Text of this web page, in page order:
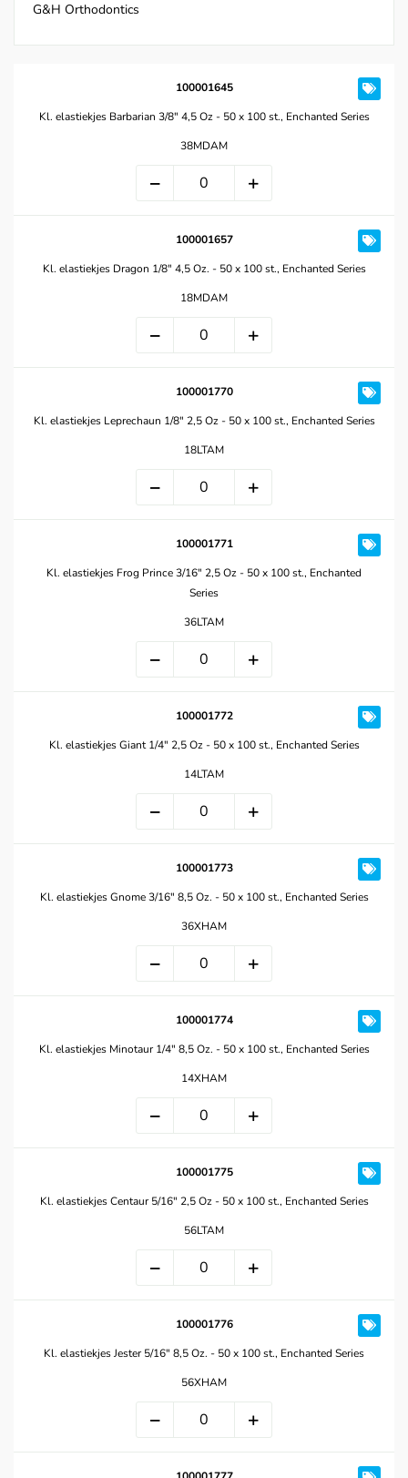
G&H Orthodontics
100001645
Kl. elastiekjes Barbarian 3/8" 4,5 Oz - 50 x 100 st., Enchanted Series
38MDAM
100001657
Kl. elastiekjes Dragon 1/8" 4,5 Oz. - 50 x 100 st., Enchanted Series
18MDAM
100001770
Kl. elastiekjes Leprechaun 1/8" 2,5 Oz - 50 x 100 st., Enchanted Series
18LTAM
100001771
Kl. elastiekjes Frog Prince 3/16" 2,5 Oz - 50 x 100 st., Enchanted
Series
36LTAM
100001772
Kl. elastiekjes Giant 1/4" 2,5 Oz - 50 x 100 st., Enchanted Series
14LTAM
100001773
Kl. elastiekjes Gnome 3/16" 8,5 Oz. - 50 x 100 st., Enchanted Series
36XHAM
100001774
Kl. elastiekjes Minotaur 1/4" 8,5 Oz. - 50 x 100 st., Enchanted Series
14XHAM
100001775
Kl. elastiekjes Centaur 5/16" 2,5 Oz - 50 x 100 st., Enchanted Series
56LTAM
100001776
Kl. elastiekjes Jester 5/16" 8,5 Oz. - 50 x 100 st., Enchanted Series
56XHAM